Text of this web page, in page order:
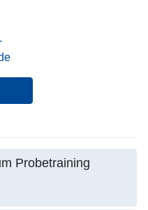
Probetraining